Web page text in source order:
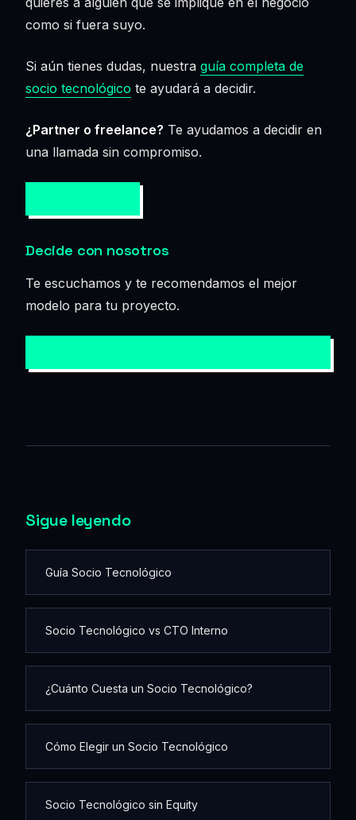
como si fuera suyo.
Si aún tienes dudas, nuestra guía completa de
socio tecnológico te ayudará a decidir.
¿Partner o freelance? Te ayudamos a decidir en
una llamada sin compromiso.
Decide con nosotros
Te escuchamos y te recomendamos el mejor
modelo para tu proyecto.
Sigue leyendo
Guía Socio Tecnológico
Socio Tecnológico vs CTO Interno
¿Cuánto Cuesta un Socio Tecnológico?
Cómo Elegir un Socio Tecnológico
Socio Tecnológico sin Equity